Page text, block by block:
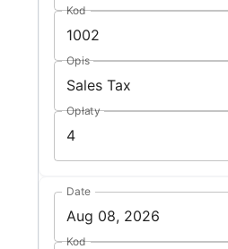
Kod
Opis
Opłaty
Date
Kod